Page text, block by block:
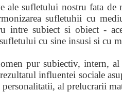
ale sufletului nostru fata de
sufletuhii cu
intre subiect si obiect -
cu sine insusi si cu
pur subiectiv, intern,
influentei sociale
al prelucrarii